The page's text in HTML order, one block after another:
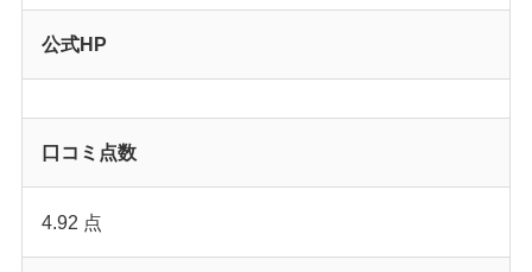
公式HP
口コミ点数
4.92 点